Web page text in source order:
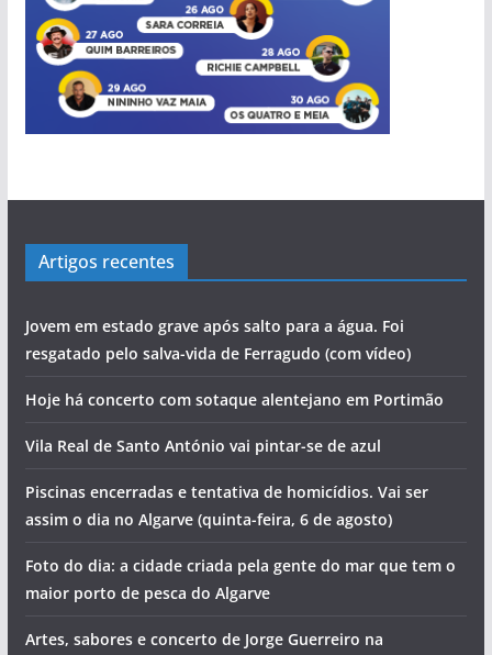
Artigos recentes
Jovem em estado grave após salto para a água. Foi
resgatado pelo salva-vida de Ferragudo (com vídeo)
Hoje há concerto com sotaque alentejano em Portimão
Vila Real de Santo António vai pintar-se de azul
Piscinas encerradas e tentativa de homicídios. Vai ser
assim o dia no Algarve (quinta-feira, 6 de agosto)
Foto do dia: a cidade criada pela gente do mar que tem o
maior porto de pesca do Algarve
Artes, sabores e concerto de Jorge Guerreiro na